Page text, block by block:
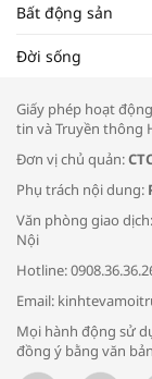
Bất động sản
Đời sống
Giấy phép hoạt
tin và Truyền thông
Đơn vị chủ quản:
Phụ trách nội dung:
Văn phòng giao
Nội
Hotline:
Email:
Mọi hành động sử
đồng ý bằng văn